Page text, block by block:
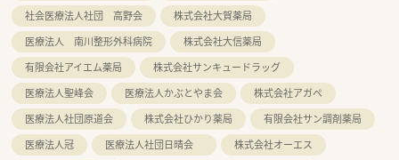
社会医療法人社団 高野会
株式会社大賀薬局
医療法人 南川整形外科病院
株式会社大信薬局
有限会社アイエム薬局
株式会社サンキュードラッグ
医療法人聖峰会
医療法人かぶとやま会
株式会社アガペ
医療法人社団原道会
株式会社ひかり薬局
有限会社サン調剤薬局
医療法人冠
医療法人社団日晴会
株式会社オーエス